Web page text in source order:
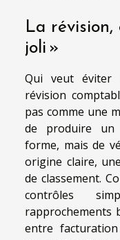
La révision,
joli »
Qui veut éviter
révision
pas comme une
de produire un
forme, mais de
origine claire,
de classement.
contrôles
rapprochements
entre